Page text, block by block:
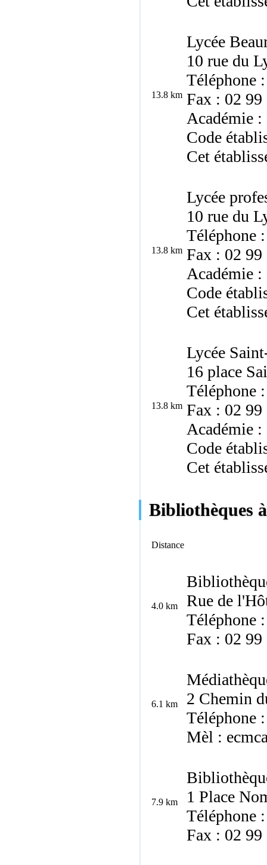
13.8 km
Lycée
10 rue du
Téléphone
Fax : 02 99
Académie :
Code
Cet
13.8 km
Lycée
10 rue du
Téléphone
Fax : 02 99
Académie :
Code
Cet
13.8 km
Lycée
16 place
Téléphone
Fax : 02 99
Académie :
Code
Cet
Bibliothèques
Distance
4.0 km
Rue de
Téléphone
Fax : 02 99
6.1 km
2 Chemin
Téléphone
Mèl :
7.9 km
1 Place
Téléphone
Fax : 02 99